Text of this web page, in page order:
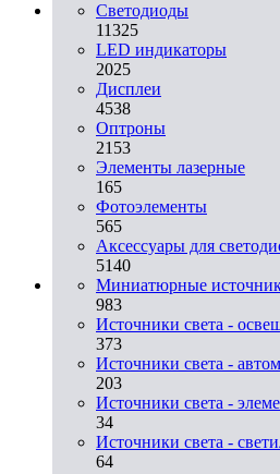
Светодиоды
11325
LED индикаторы
2025
Дисплеи
4538
Оптроны
2153
Элементы лазерные
165
Фотоэлементы
565
Аксессуары для
5140
Миниатюрные
983
Источники света -
373
Источники света -
203
Источники света -
34
Источники света -
64